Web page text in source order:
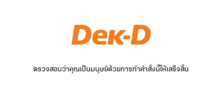
ตรวจสอบว่าคุณเป็นมนุษย์ด้วยการทำคำสั่งนี้ให้เสร็จสิ้น